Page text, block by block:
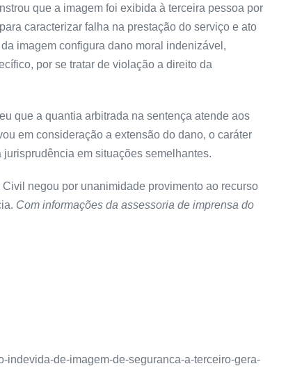
que a imagem foi exibida à terceira pessoa por
caracterizar falha na prestação do serviço e ato
imagem configura dano moral indenizável,
por se tratar de violação a direito da
que a quantia arbitrada na sentença atende aos
em consideração a extensão do dano, o caráter
em situações semelhantes.
negou por unanimidade provimento ao recurso
Com informações da assessoria de imprensa do
indevida-de-imagem-de-seguranca-a-terceiro-gera-